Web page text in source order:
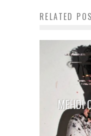
RELATED
MEHDI